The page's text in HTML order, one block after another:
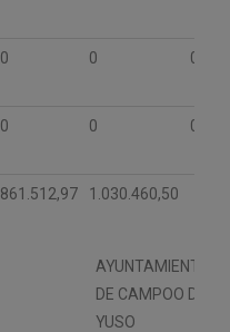
0 0 0
0 0 0
861.512,97 1.030.460,50
AYUNTAMIENTO
DE CAMPOO DE
YUSO